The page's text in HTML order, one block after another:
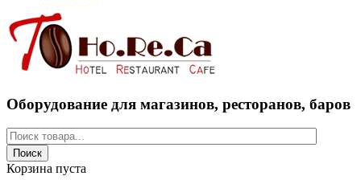
Оборудование для магазинов, ресторанов, баров
Поиск
Корзина пуста